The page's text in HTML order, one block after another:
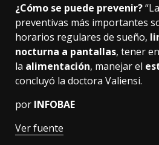
¿Cómo se puede prevenir?
preventivas más importantes
horarios regulares de sueño,
nocturna a pantallas, tener
la alimentación, manejar el
concluyó la doctora Valiensi.
por INFOBAE
Ver fuente